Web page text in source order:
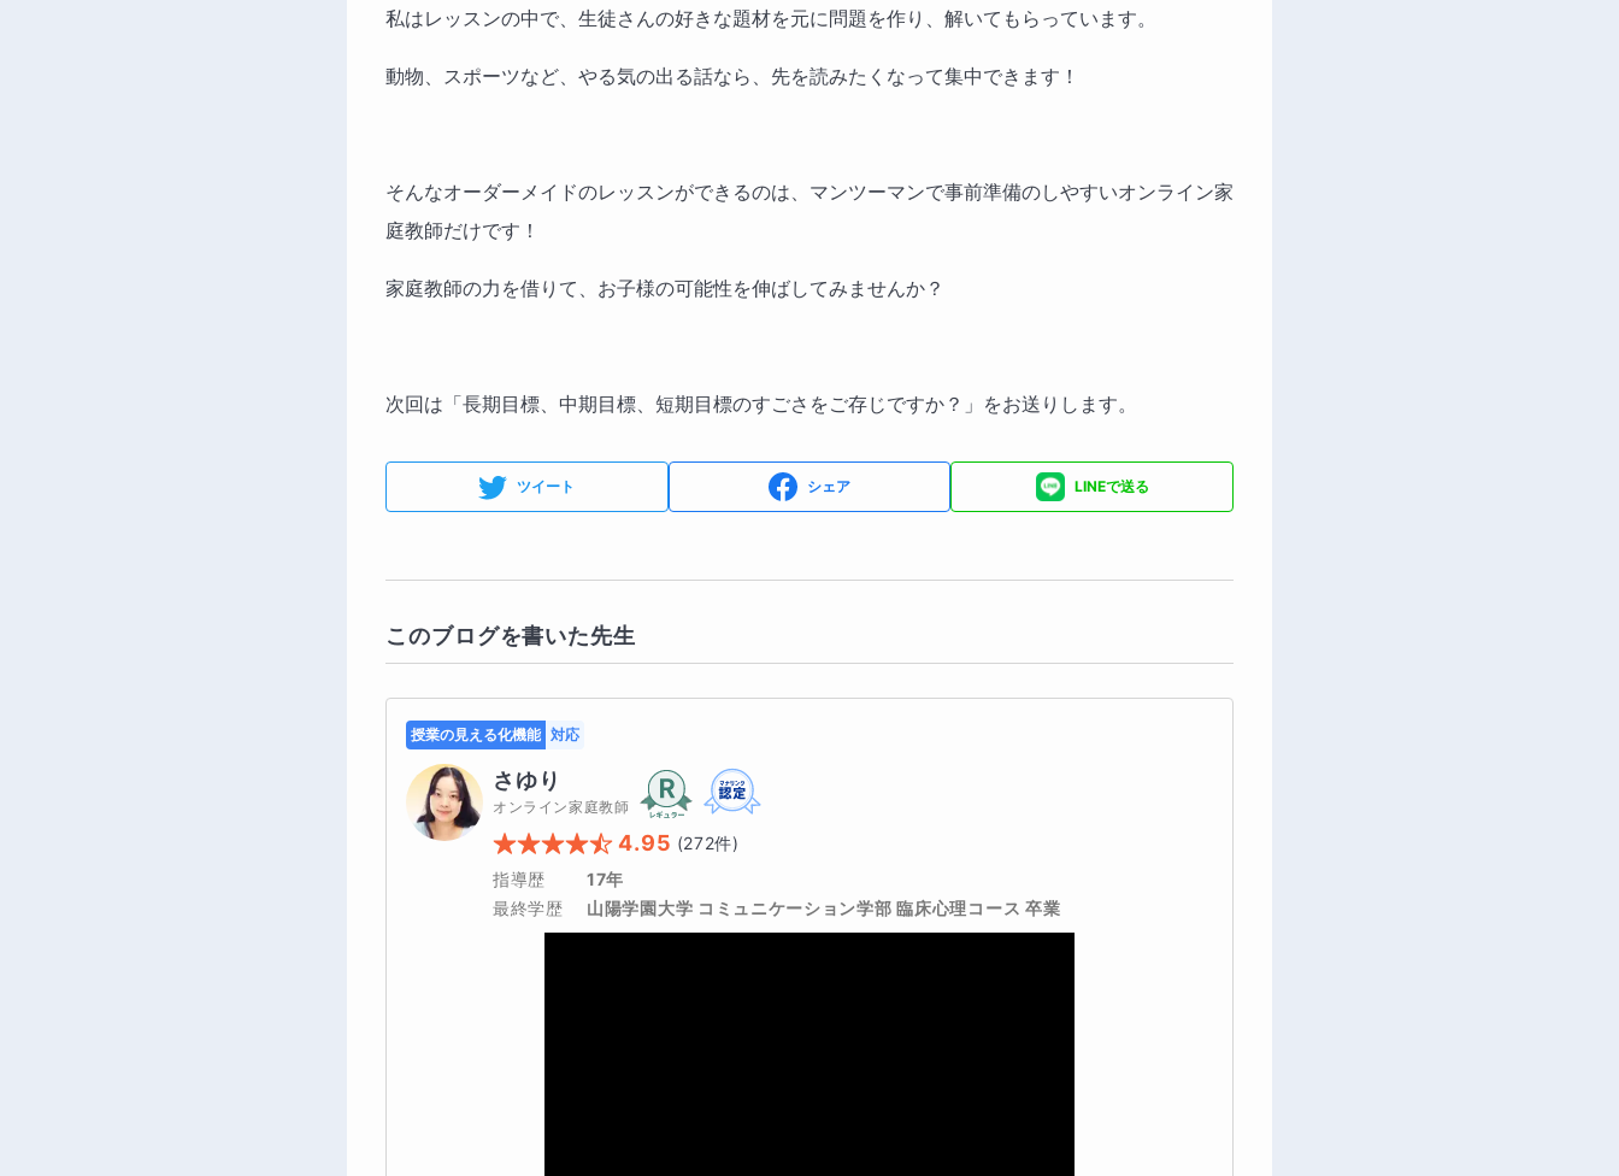
私はレッスンの中で、生徒さんの好きな題材を元に問題を作り、解いてもらっています。
動物、スポーツなど、やる気の出る話なら、先を読みたくなって集中できます！
そんなオーダーメイドのレッスンができるのは、マンツーマンで事前準備のしやすいオンライン家
庭教師だけです！
家庭教師の力を借りて、お子様の可能性を伸ばしてみませんか？
次回は「長期目標、中期目標、短期目標のすごさをご存じですか？」をお送りします。
ツイート シェア LINEで送る
このブログを書いた先生
授業の見える化機能 対応
さゆり
オンライン家庭教師
4.95 (272件)
指導歴
17年
最終学歴
山陽学園大学 コミュニケーション学部 臨床心理コース 卒業